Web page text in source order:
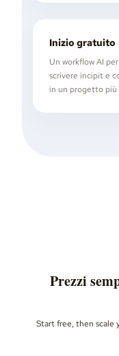
Inizio gratuito
Un workflow AI
scrivere incipit e
in un progetto più
Prezzi
Start free, then scale